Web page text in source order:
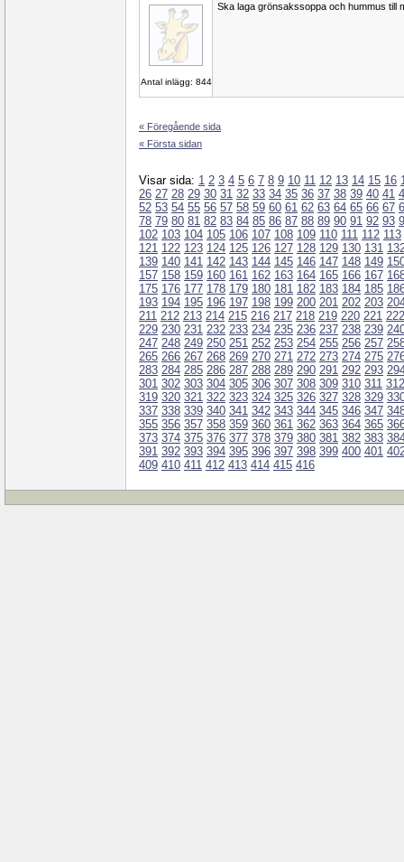
Antal inlägg: 844
Ska laga grönsakssoppa och hummus till
« Föregående sida
« Första sidan
Visar sida: 1 2 3 4 5 6 7 8 9 10 11 12 13 14 15 16
26 27 28 29 30 31 32 33 34 35 36 37 38 39 40 41
52 53 54 55 56 57 58 59 60 61 62 63 64 65 66 67
78 79 80 81 82 83 84 85 86 87 88 89 90 91 92 93
102 103 104 105 106 107 108 109 110 111 112 113
121 122 123 124 125 126 127 128 129 130 131
139 140 141 142 143 144 145 146 147 148 149
157 158 159 160 161 162 163 164 165 166 167
175 176 177 178 179 180 181 182 183 184 185
193 194 195 196 197 198 199 200 201 202 203
211 212 213 214 215 216 217 218 219 220 221 222
229 230 231 232 233 234 235 236 237 238 239
247 248 249 250 251 252 253 254 255 256 257
265 266 267 268 269 270 271 272 273 274 275
283 284 285 286 287 288 289 290 291 292 293
301 302 303 304 305 306 307 308 309 310 311 312
319 320 321 322 323 324 325 326 327 328 329
337 338 339 340 341 342 343 344 345 346 347
355 356 357 358 359 360 361 362 363 364 365
373 374 375 376 377 378 379 380 381 382 383
391 392 393 394 395 396 397 398 399 400 401
409 410 411 412 413 414 415 416